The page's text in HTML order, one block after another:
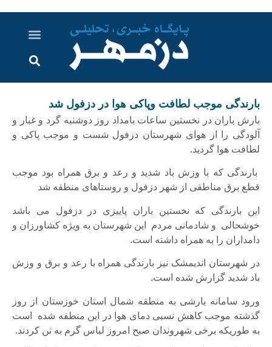
بارندگی موجب لطافت وپاکی هوا در دزفول شد
بارش باران در نخستین ساعات بامداد روز دوشنبه گرد و غبار و
آلودگی را از هوای شهرستان دزفول شست و موجب پاکی و
لطافت هوا گردید.
بارندگی که با وزش باد شدید و رعد و برق همراه بود موجب
قطع برق مناطقی از شهر دزفول و روستاهای منطقه شد
این بارندگی که نخستین باران پاییزی در دزفول می باشد
خوشحالی و شادمانی مردم این شهرستان به ویژه کشاورزان و
دامداران را به همراه داشته است.
در شهرستان اندیمشک نیز بارندگی همراه با رعد و برق و وزش
باد شدید گزارش شده است.
ورود سامانه بارشی به منطقه شمال استان خوزستان از روز
گذشته موجب کاهش نسبی دمای هوا در این منطقه شده است
به طوریکه برخی شهروندان صبح امروز لباس گرم به تن کردند.